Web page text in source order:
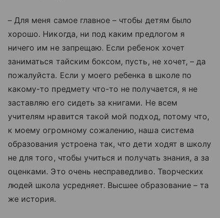
– Для меня самое главное – чтобы детям было
хорошо. Никогда, ни под каким предлогом я
ничего им не запрещаю. Если ребенок хочет
заниматься тайским боксом, пусть, не хочет, – да
пожалуйста. Если у моего ребенка в школе по
какому-то предмету что-то не получается, я не
заставляю его сидеть за книгами. Не всем
учителям нравится такой мой подход, потому что,
к моему огромному сожалению, наша система
образования устроена так, что дети ходят в школу
не для того, чтобы учиться и получать знания, а за
оценками. Это очень несправедливо. Творческих
людей школа усредняет. Высшее образование – та
же история.